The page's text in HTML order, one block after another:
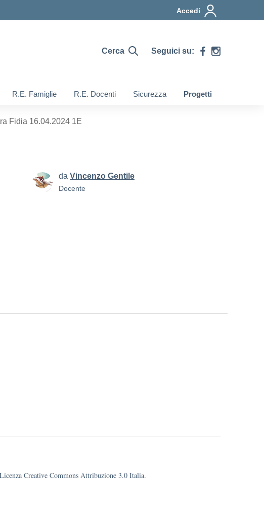
Accedi
Cerca Seguici su:
R.E. Famiglie R.E. Docenti Sicurezza Progetti
Fidia 16.04.2024 1E
da Vincenzo Gentile
Docente
Creative Commons Attribuzione 3.0 Italia.